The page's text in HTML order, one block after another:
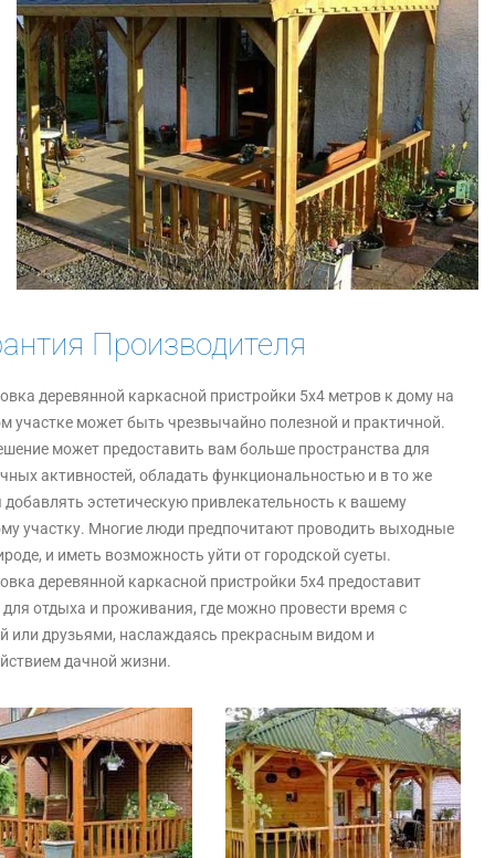
Производителя
деревянной каркасной пристройки 5х4 метров к дому на
участке может быть чрезвычайно полезной и практичной.
может предоставить вам больше пространства для
активностей, обладать функциональностью и в то же
добавлять эстетическую привлекательность к вашему
участку. Многие люди предпочитают проводить выходные
и иметь возможность уйти от городской суеты.
деревянной каркасной пристройки 5х4 предоставит
для отдыха и проживания, где можно провести время с
или друзьями, наслаждаясь прекрасным видом и
дачной жизни.